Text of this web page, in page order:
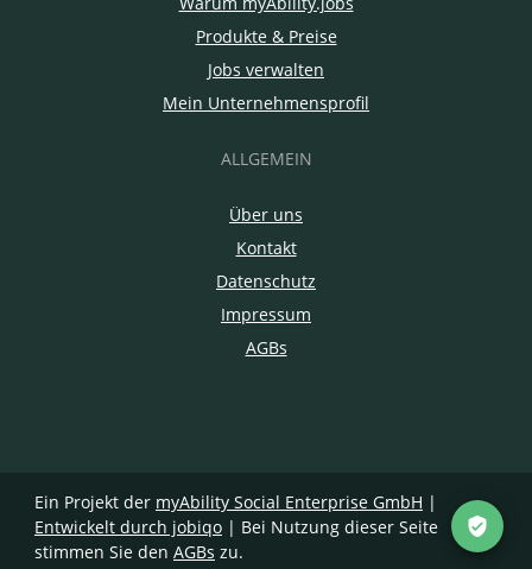
Produkte & Preise
Jobs verwalten
Mein Unternehmensprofil
ALLGEMEIN
Über uns
Kontakt
Datenschutz
Impressum
AGBs
Ein Projekt der myAbility Social Enterprise GmbH |
Entwickelt durch jobiqo | Bei Nutzung dieser Seite
stimmen Sie den AGBs zu.